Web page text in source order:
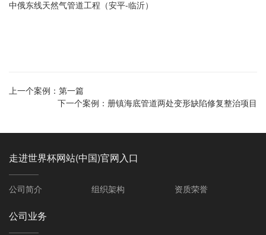
中俄东线天然气管道工程（安平-临沂）
上一个案例： 第一篇
下一个案例： 册镇海底管道两处变形缺陷修复整治项目
走进世界杯网站(中国)官网入口
公司简介 组织架构 资质荣誉
公司业务